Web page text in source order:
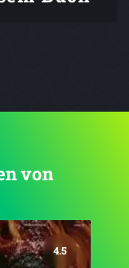
von
4.6